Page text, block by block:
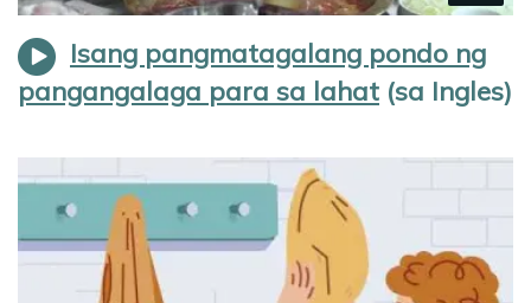
duration
Isang pangmatagalang pondo ng
pangangalaga para sa lahat